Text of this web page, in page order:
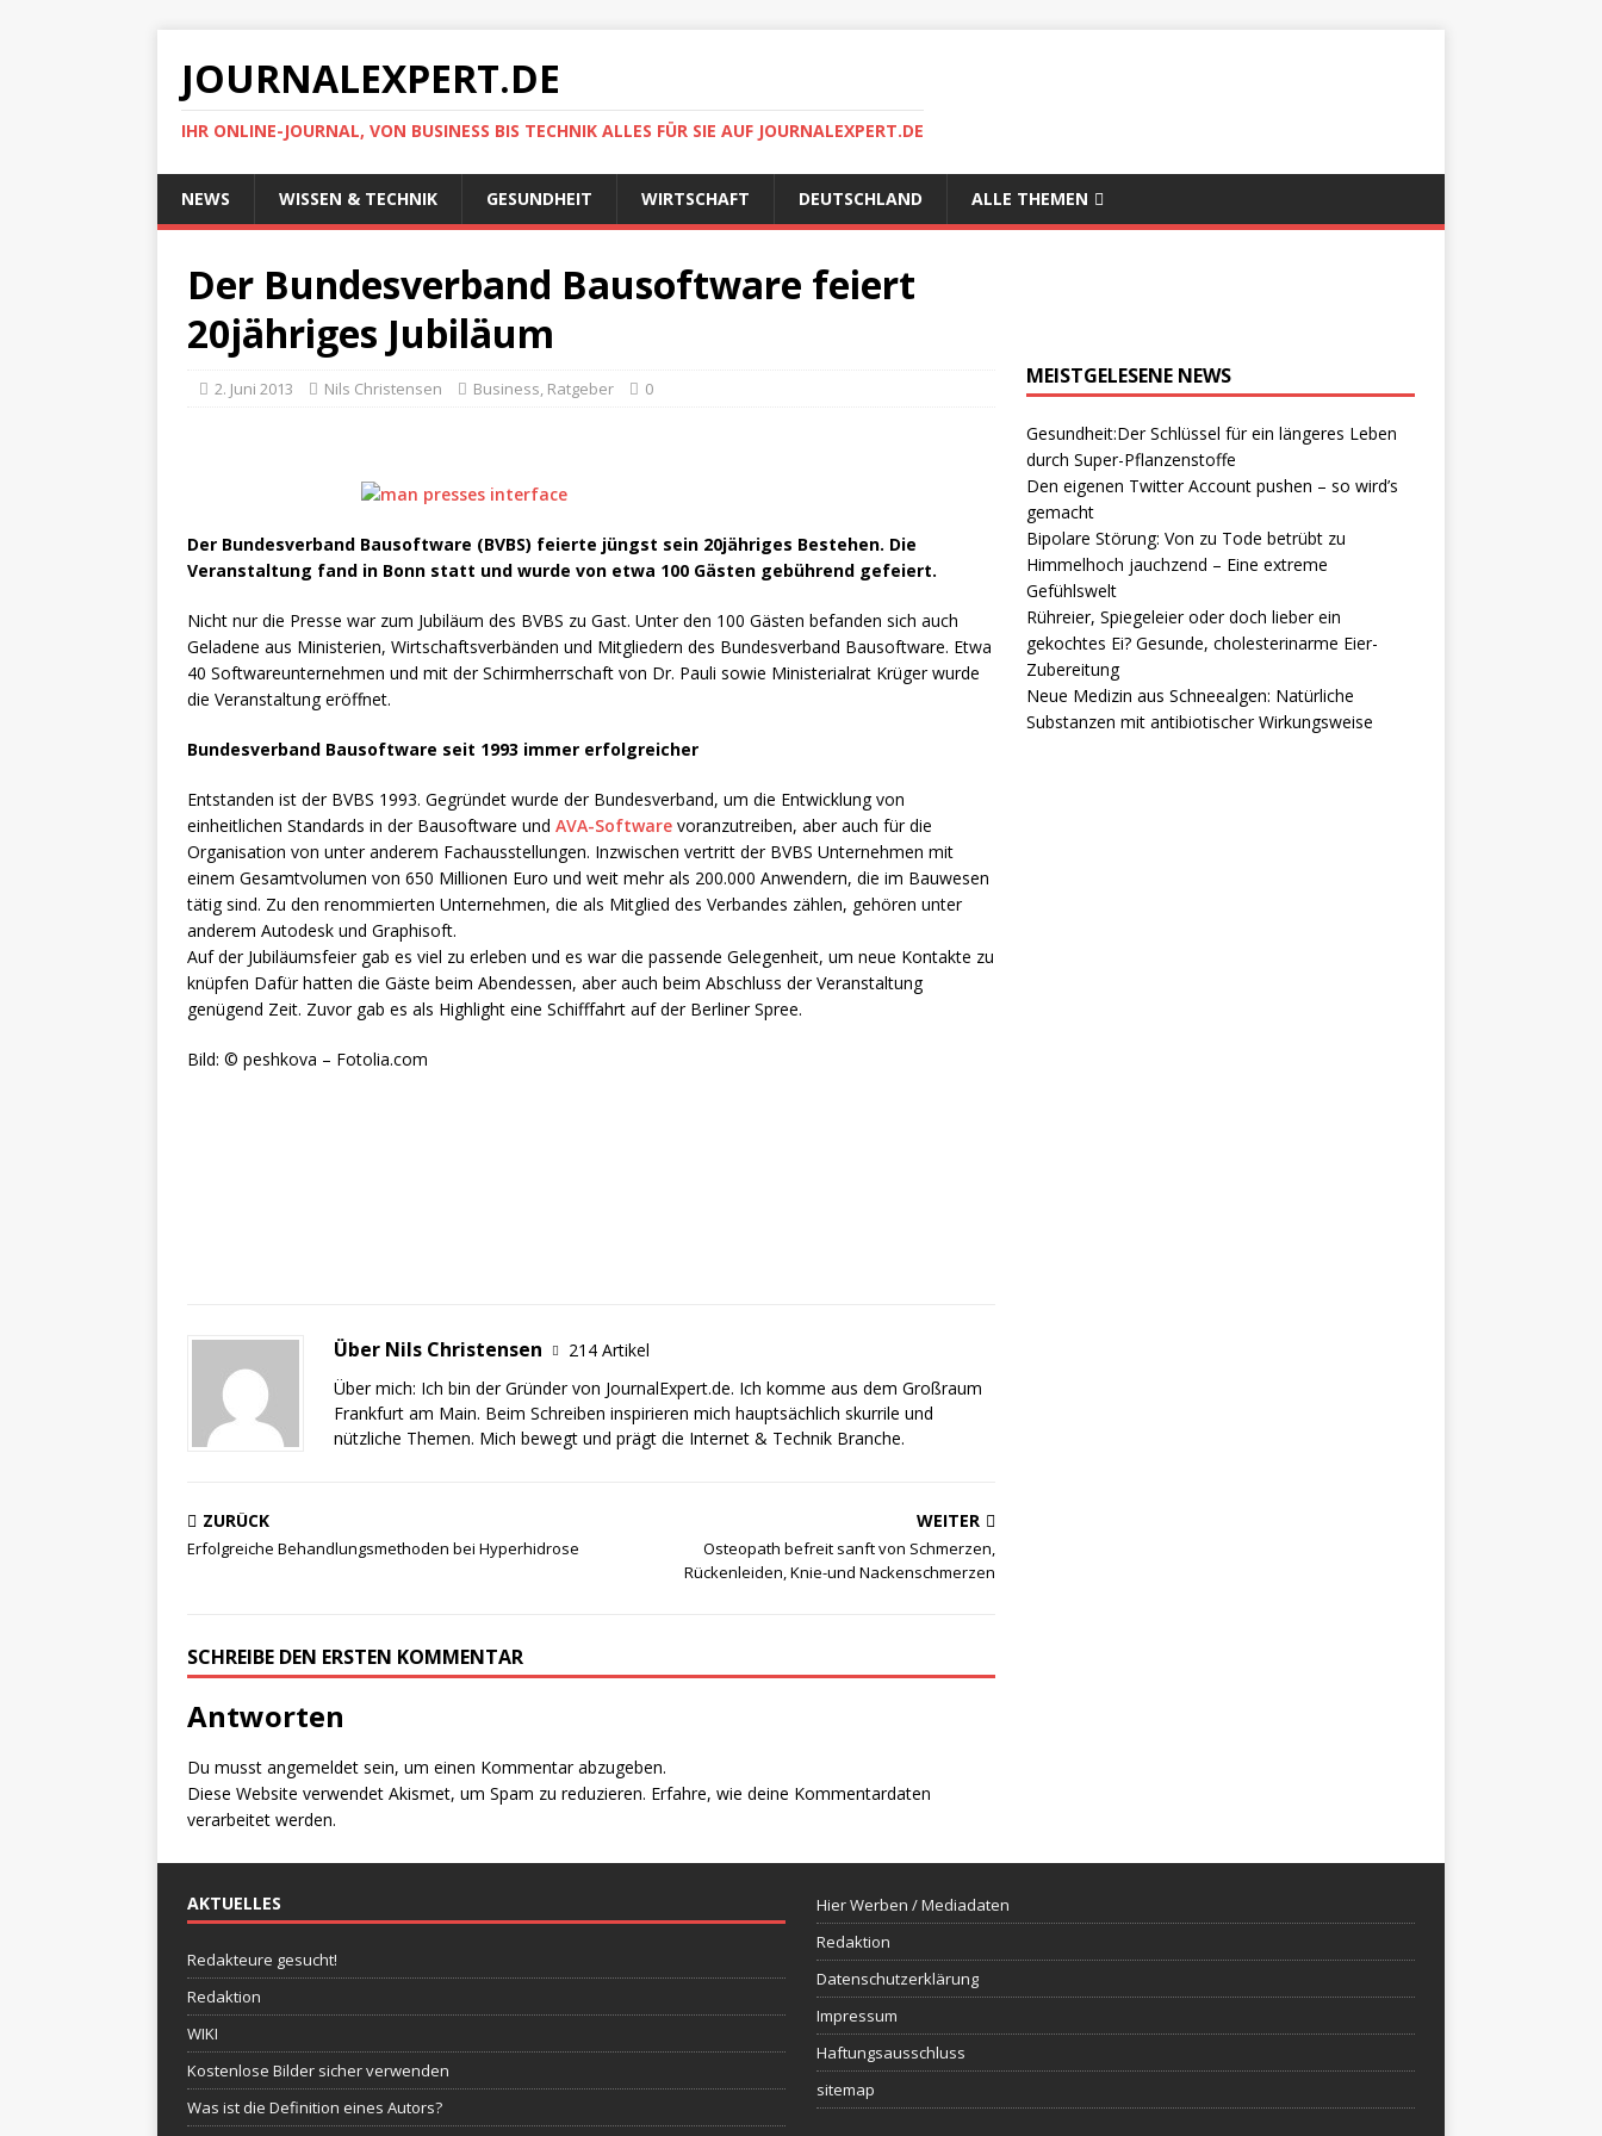
JOURNALEXPERT.DE
IHR ONLINE-JOURNAL, VON BUSINESS BIS TECHNIK ALLES FÜR SIE AUF JOURNALEXPERT.DE
NEWS WISSEN & TECHNIK GESUNDHEIT WIRTSCHAFT DEUTSCHLAND ALLE THEMEN
Der Bundesverband Bausoftware feiert
20jähriges Jubiläum
2. Juni 2013 Nils Christensen Business, Ratgeber 0
Der Bundesverband Bausoftware (BVBS) feierte jüngst sein 20jähriges Bestehen. Die
Veranstaltung fand in Bonn statt und wurde von etwa 100 Gästen gebührend gefeiert.
Nicht nur die Presse war zum Jubiläum des BVBS zu Gast. Unter den 100 Gästen befanden sich auch
Geladene aus Ministerien, Wirtschaftsverbänden und Mitgliedern des Bundesverband Bausoftware. Etwa
40 Softwareunternehmen und mit der Schirmherrschaft von Dr. Pauli sowie Ministerialrat Krüger wurde
die Veranstaltung eröffnet.
Bundesverband Bausoftware seit 1993 immer erfolgreicher
Entstanden ist der BVBS 1993. Gegründet wurde der Bundesverband, um die Entwicklung von
einheitlichen Standards in der Bausoftware und AVA-Software voranzutreiben, aber auch für die
Organisation von unter anderem Fachausstellungen. Inzwischen vertritt der BVBS Unternehmen mit
einem Gesamtvolumen von 650 Millionen Euro und weit mehr als 200.000 Anwendern, die im Bauwesen
tätig sind. Zu den renommierten Unternehmen, die als Mitglied des Verbandes zählen, gehören unter
anderem Autodesk und Graphisoft.
Auf der Jubiläumsfeier gab es viel zu erleben und es war die passende Gelegenheit, um neue Kontakte zu
knüpfen Dafür hatten die Gäste beim Abendessen, aber auch beim Abschluss der Veranstaltung
genügend Zeit. Zuvor gab es als Highlight eine Schifffahrt auf der Berliner Spree.
Bild: © peshkova – Fotolia.com
Über Nils Christensen
214 Artikel
Über mich: Ich bin der Gründer von JournalExpert.de. Ich komme aus dem Großraum
Frankfurt am Main. Beim Schreiben inspirieren mich hauptsächlich skurrile und
nützliche Themen. Mich bewegt und prägt die Internet & Technik Branche.
ZURÜCK
Erfolgreiche Behandlungsmethoden bei Hyperhidrose
WEITER
Osteopath befreit sanft von Schmerzen,
Rückenleiden, Knie-und Nackenschmerzen
SCHREIBE DEN ERSTEN KOMMENTAR
Antworten
Du musst angemeldet sein, um einen Kommentar abzugeben.
Diese Website verwendet Akismet, um Spam zu reduzieren. Erfahre, wie deine Kommentardaten
verarbeitet werden.
MEISTGELESENE NEWS
Gesundheit:Der Schlüssel für ein längeres Leben
durch Super-Pflanzenstoffe
Den eigenen Twitter Account pushen – so wird’s
gemacht
Bipolare Störung: Von zu Tode betrübt zu
Himmelhoch jauchzend – Eine extreme
Gefühlswelt
Rühreier, Spiegeleier oder doch lieber ein
gekochtes Ei? Gesunde, cholesterinarme Eier-
Zubereitung
Neue Medizin aus Schneealgen: Natürliche
Substanzen mit antibiotischer Wirkungsweise
AKTUELLES
Redakteure gesucht!
Redaktion
WIKI
Kostenlose Bilder sicher verwenden
Was ist die Definition eines Autors?
Hier Werben / Mediadaten
Redaktion
Datenschutzerklärung
Impressum
Haftungsausschluss
sitemap